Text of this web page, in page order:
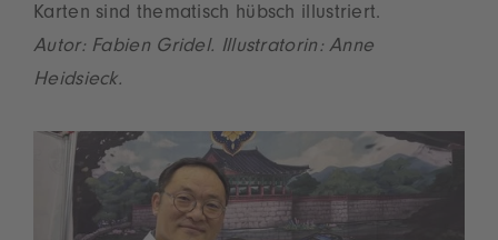
Karten sind thematisch hübsch illustriert.
Autor: Fabien Gridel. Illustratorin: Anne
Heidsieck.